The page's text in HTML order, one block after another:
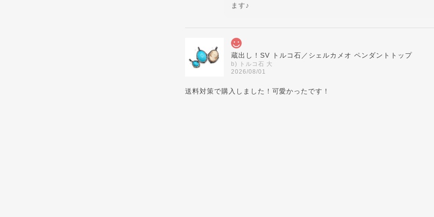
ます♪
蔵出し！SV トルコ石／シェルカメオ ペンダントトップ
b) トルコ石 大
2026/08/01
送料対策で購入しました！可愛かったです！